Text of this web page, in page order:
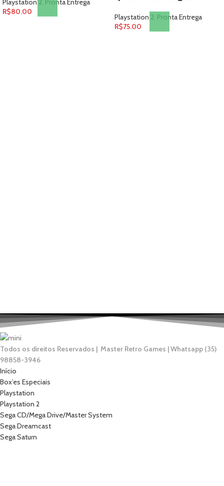
R$80.00
Playstation 2 Pronta Entrega
R$75.00
Todos os direitos Reservados | Master Retro Games | Whatsapp (35)
98858-3946
Início
Box’es Especiais
Playstation
Playstation 2
Sega CD/Mega Drive/Master System
Sega Dreamcast
Sega Saturn